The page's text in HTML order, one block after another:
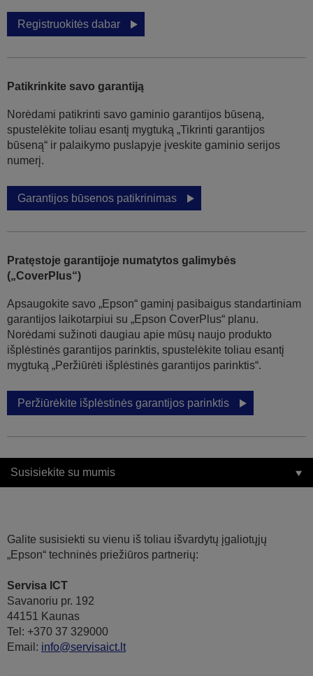
Registruokitės dabar
Patikrinkite savo garantiją
Norėdami patikrinti savo gaminio garantijos būseną,
spustelėkite toliau esantį mygtuką „Tikrinti garantijos
būseną“ ir palaikymo puslapyje įveskite gaminio serijos
numerį.
Garantijos būsenos patikrinimas
Pratęstoje garantijoje numatytos galimybės
(„CoverPlus“)
Apsaugokite savo „Epson“ gaminį pasibaigus standartiniam
garantijos laikotarpiui su „Epson CoverPlus“ planu.
Norėdami sužinoti daugiau apie mūsų naujo produkto
išplėstinės garantijos parinktis, spustelėkite toliau esantį
mygtuką „Peržiūrėti išplėstinės garantijos parinktis“.
Peržiūrėkite išplėstinės garantijos parinktis
Susisiekite su mumis
Galite susisiekti su vienu iš toliau išvardytų įgaliotųjų
„Epson“ techninės priežiūros partnerių:
Servisa ICT
Savanoriu pr. 192
44151 Kaunas
Tel: +370 37 329000
Email: info@servisaict.lt